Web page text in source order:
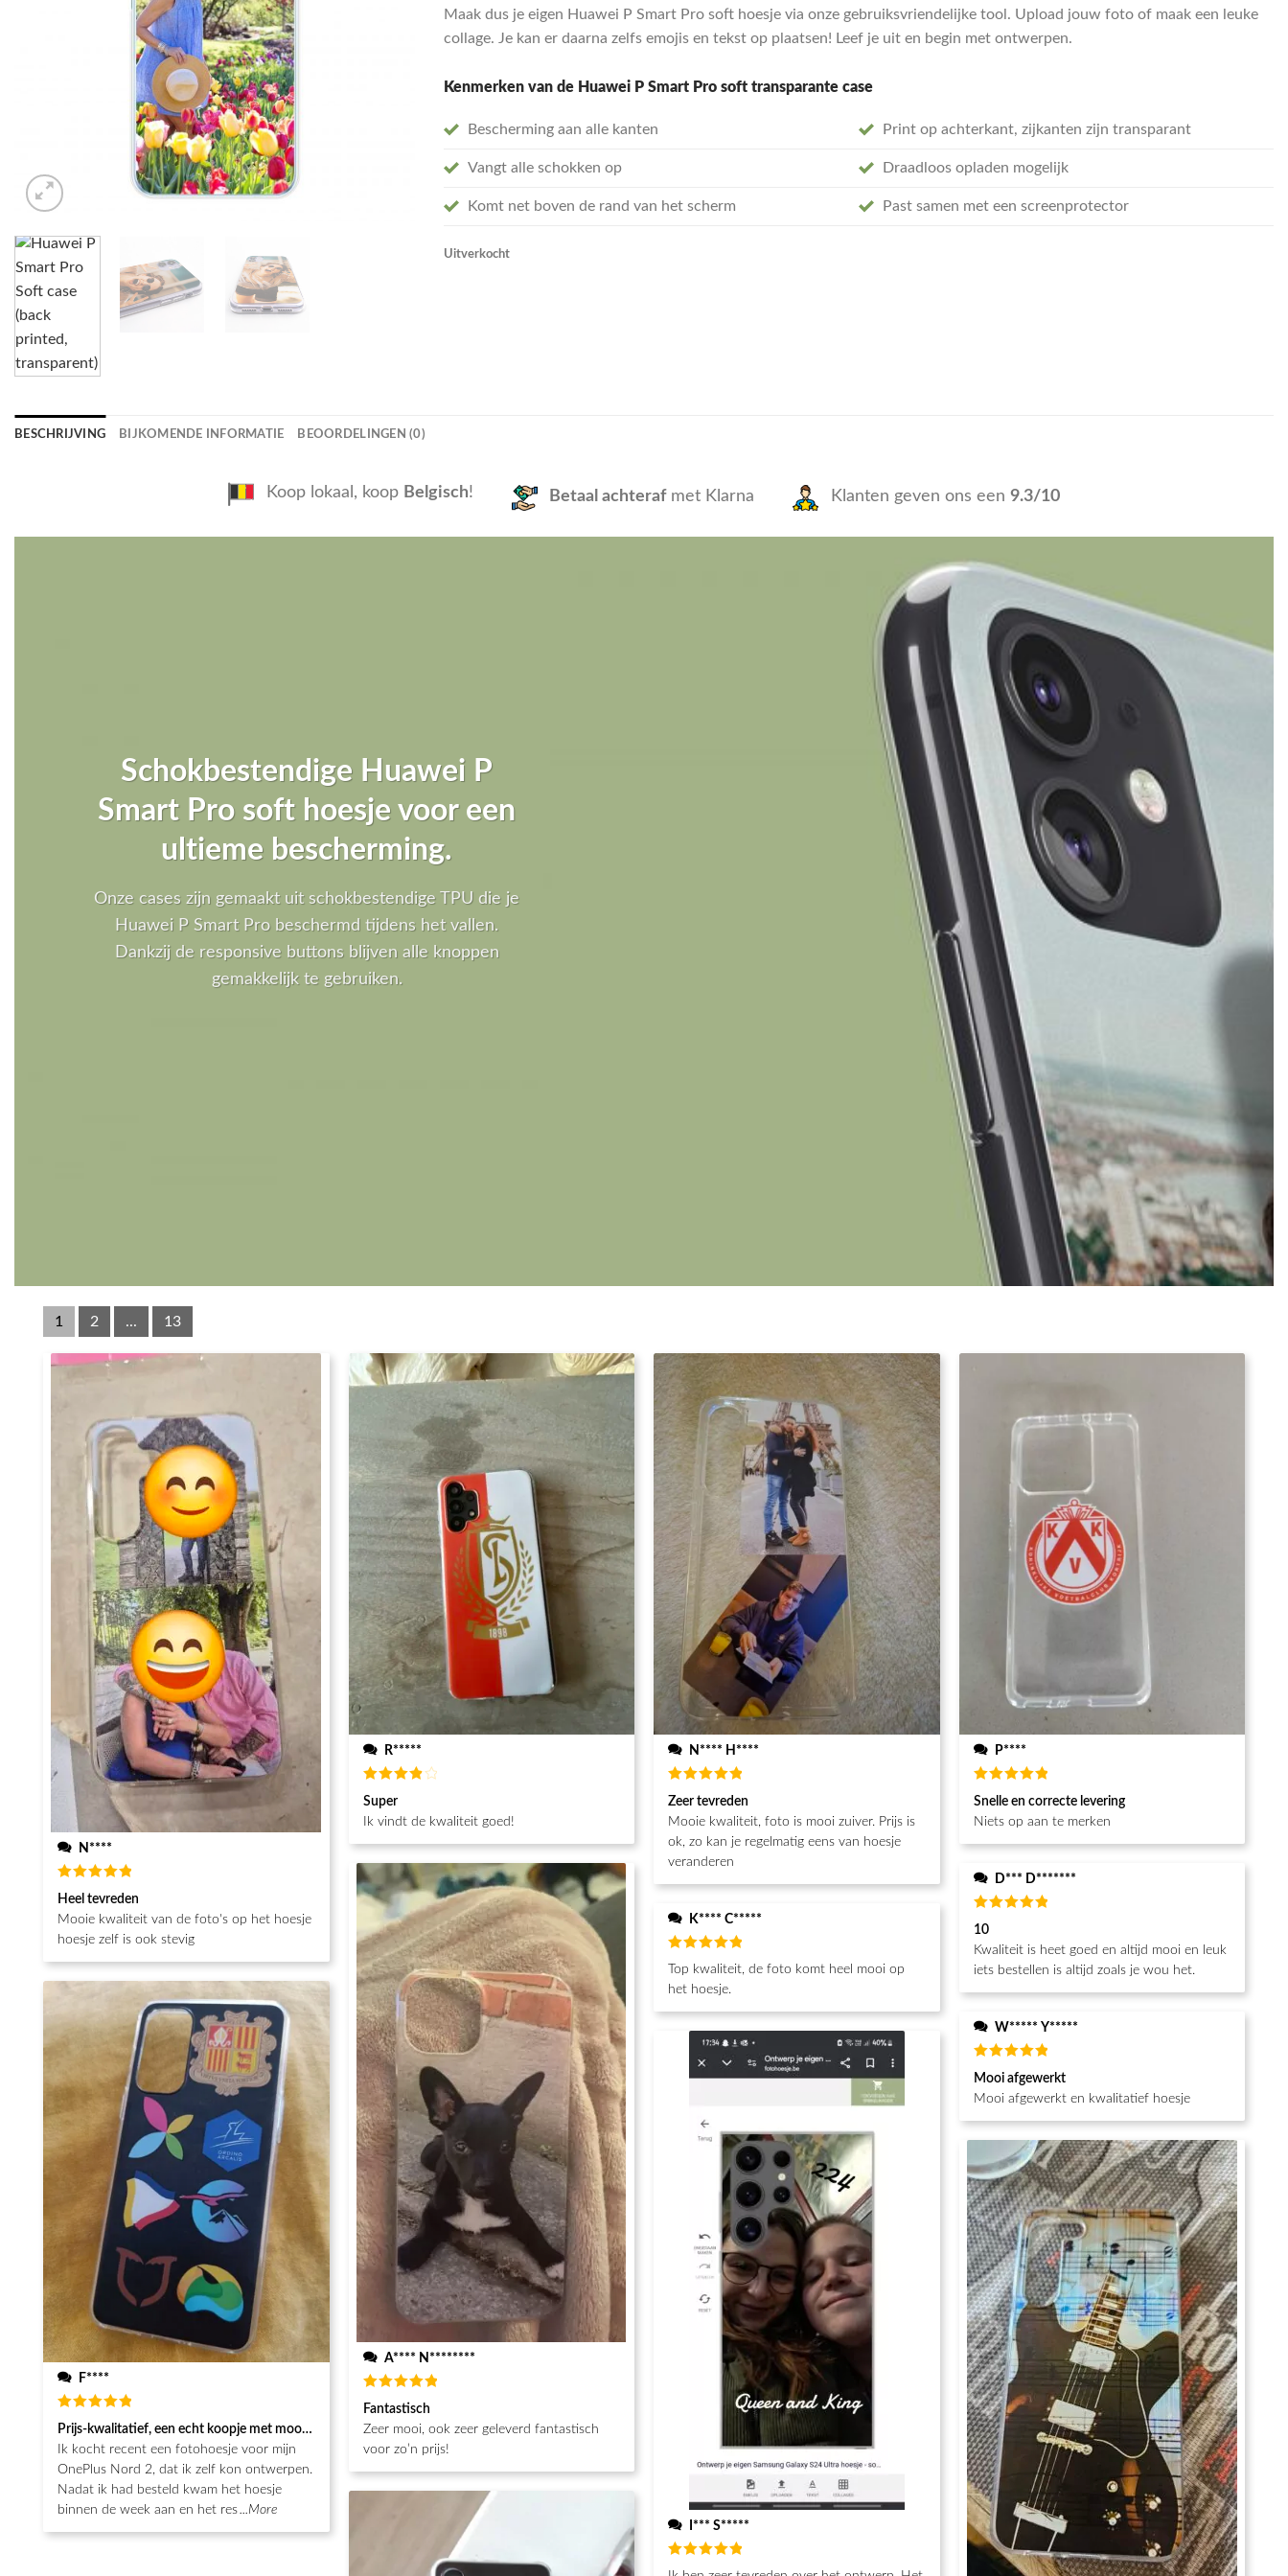
Maak dus je eigen Huawei P Smart Pro soft hoesje via onze gebruiksvriendelijke tool. Upload jouw foto of maak een leuke
collage. Je kan er daarna zelfs emojis en tekst op plaatsen! Leef je uit en begin met ontwerpen.
Kenmerken van de Huawei P Smart Pro soft transparante case
Bescherming aan alle kanten
Vangt alle schokken op
Komt net boven de rand van het scherm
Print op achterkant, zijkanten zijn transparant
Draadloos opladen mogelijk
Past samen met een screenprotector
Uitverkocht
BESCHRIJVING BIJKOMENDE INFORMATIE BEOORDELINGEN (0)
Koop lokaal, koop Belgisch! Betaal achterafmet Klarna Klanten geven ons een9.3/10
Schokbestendige Huawei P
Smart Pro soft hoesje voor een
ultieme bescherming.
Onze cases zijn gemaakt uit schokbestendige TPU die je
Huawei P Smart Pro beschermd tijdens het vallen.
Dankzij de responsive buttons blijven alle knoppen
gemakkelijk te gebruiken.
1 2 ... 13
N****
Beoordeeld
5van de 5
Heel tevreden
Mooie kwaliteit van de foto's op het hoesje
hoesje zelf is ook stevig
F****
Beoordeeld
5 van de 5
Prijs-kwalitatief, een echt koopje met mooie afwerking
Ik kocht recent een fotohoesje voor mijn
OnePlus Nord 2, dat ik zelf kon ontwerpen.
Nadat ik had besteld kwam het hoesje
binnen de week aan en het res...More
R*****
Beoordeeld
4van de
5
Super
Ik vindt de kwaliteit goed!
A**** N********
Beoordeeld
5van de 5
Fantastisch
Zeer mooi, ook zeer geleverd fantastisch
voor zo’n prijs!
N**** H****
Beoordeeld
5van de 5
Zeer tevreden
Mooie kwaliteit, foto is mooi zuiver. Prijs is
ok, zo kan je regelmatig eens van hoesje
veranderen
K**** C*****
Beoordeeld
5van de 5
Top kwaliteit, de foto komt heel mooi op
het hoesje.
I*** S*****
Beoordeeld
P****
Beoordeeld
5van de 5
Snelle en correcte levering
Niets op aan te merken
D*** D*******
Beoordeeld
5van de 5
10
Kwaliteit is heet goed en altijd mooi en leuk
iets bestellen is altijd zoals je wou het.
W***** Y*****
Beoordeeld
5van de 5
Mooi afgewerkt
Mooi afgewerkt en kwalitatief hoesje